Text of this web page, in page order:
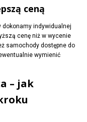
ceną
dokonamy indywidualnej
cenę niż w wycenie
samochody dostępne do
wymienić
– jak